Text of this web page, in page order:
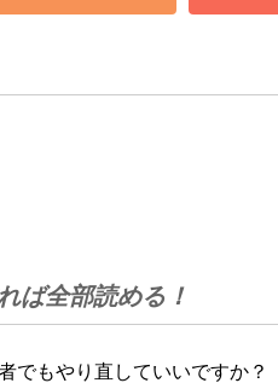
ば全部読める！
でもやり直していいですか？